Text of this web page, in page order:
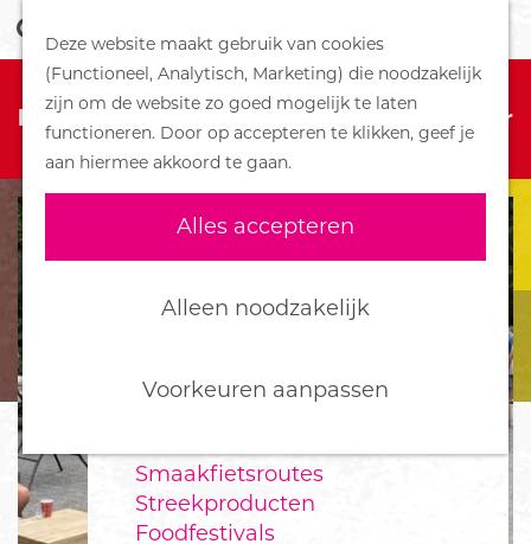
Deze website maakt gebruik van cookies
(Functioneel, Analytisch, Marketing) die noodzakelijk
zijn om de website zo goed mogelijk te laten
functioneren. Door op accepteren te klikken, geef je
aan hiermee akkoord te gaan.
Alles accepteren
Alleen noodzakelijk
Voorkeuren aanpassen
G
n
a
r
d
h
o
m
e
p
a
g
e
o
e
k
e
n
M
e
n
u
DORPEN
Bennekom
De Klomp
Deelen
Ederveen
Harskamp
Hoenderloo
Wekerom
Smaakfietsroutes
Streekproducten
Foodfestivals
Sorry, deze activiteit is niet meer
beschikbaar. Bekijk het
actuele aanbod
voor
de beschikbare opties.